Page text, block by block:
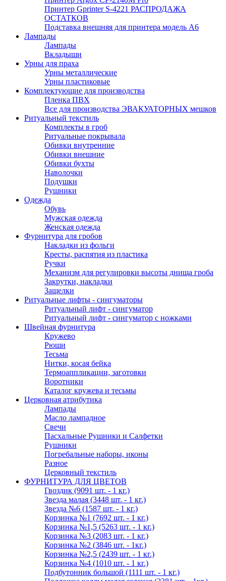
Принтер Gprinter S-4221 РАСПРОДАЖА
ОСТАТКОВ
Подставка внешняя для принтера модель А6
Лампады
Лампады
Вкладыши
Урны для праха
Урны металлические
Урны пластиковые
Комплектующие для производства
Пленка ПВХ
Все для производства ЭВАКУАТОРНЫХ мешков
Ритуальный текстиль
Комплекты в гроб
Ритуальные покрывала
Обивки внутренние
Обивки внешние
Обивки бухты
Наволочки
Подушки
Рушники
Одежда
Обувь
Мужская одежда
Женская одежда
Фурнитура для гробов
Накладки из фольги
Кресты, распятия из пластика
Ручки
Механизм для регулировки высоты днища гроба
Закрутки, накладки
Защелки
Ритуальные лифты - сингуматоры
Ритуальный лифт - сингуматор
Ритуальный лифт - сингуматор с ножками
Швейная фурнитура
Кружево
Рюши
Тесьма
Нитки, косая бейка
Термоаппликации, заготовки
Воротники
Каталог кружева и тесьмы
Церковная атрибутика
Лампады
Масло лампадное
Свечи
Пасхальные Рушники и Салфетки
Рушники
Погребальные наборы, иконы
Разное
Церковный текстиль
ФУРНИТУРА ДЛЯ ЦВЕТОВ
Гвоздик (9091 шт. - 1 кг.)
Звезда малая (3448 шт. - 1 кг.)
Звезда №6 (1587 шт. - 1 кг.)
Корзинка №1 (7692 шт. - 1 кг.)
Корзинка №1,5 (5263 шт. - 1 кг.)
Корзинка №3 (2083 шт. - 1 кг.)
Корзинка №2 (3846 шт. - 1кг.)
Корзинка №2,5 (2439 шт. - 1 кг.)
Корзинка №4 (1010 шт. - 1 кг.)
Подбутонник большой (1111 шт. - 1 кг.)